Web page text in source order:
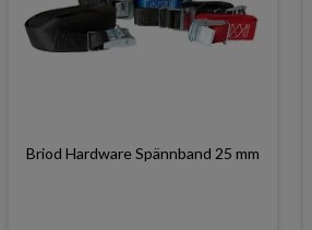
Briod Hardware Spännband 25 mm